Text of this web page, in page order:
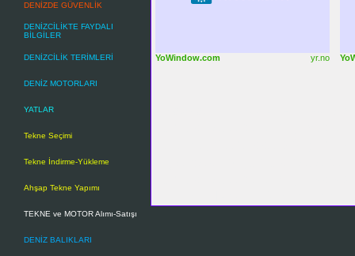
DENİZDE GÜVENLİK
DENİZCİLİKTE FAYDALI
BİLGİLER
DENİZCİLİK TERİMLERİ
DENİZ MOTORLARI
YATLAR
Tekne Seçimi
Tekne İndirme-Yükleme
Ahşap Tekne Yapımı
TEKNE ve MOTOR Alımı-Satışı
DENİZ BALIKLARI
YoWindow.com yr.no